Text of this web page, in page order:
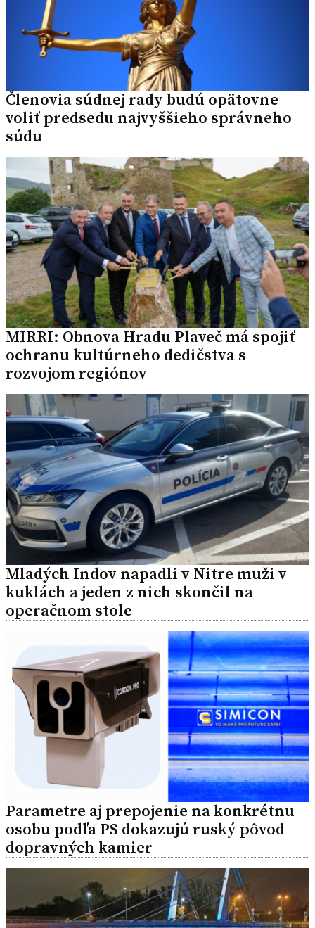
Členovia súdnej rady budú opätovne
voliť predsedu najvyššieho správneho
súdu
MIRRI: Obnova Hradu Plaveč má spojiť
ochranu kultúrneho dedičstva s
rozvojom regiónov
Mladých Indov napadli v Nitre muži v
kuklách a jeden z nich skončil na
operačnom stole
Parametre aj prepojenie na konkrétnu
osobu podľa PS dokazujú ruský pôvod
dopravných kamier